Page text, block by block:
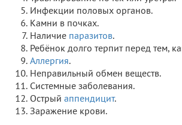
Инфекции половых органов.
Камни в почках.
Наличие паразитов.
Ребёнок долго терпит перед тем,
Аллергия.
Неправильный обмен веществ.
Системные заболевания.
Острый аппендицит.
Заражение крови.